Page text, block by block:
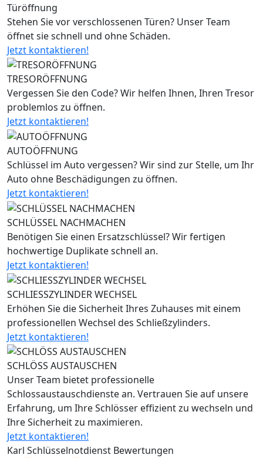
Türöffnung
Stehen Sie vor verschlossenen Türen? Unser Team
öffnet sie schnell und ohne Schäden.
Jetzt kontaktieren!
TRESORÖFFNUNG
Vergessen Sie den Code? Wir helfen Ihnen, Ihren Tresor
problemlos zu öffnen.
Jetzt kontaktieren!
AUTOÖFFNUNG
Schlüssel im Auto vergessen? Wir sind zur Stelle, um Ihr
Auto ohne Beschädigungen zu öffnen.
Jetzt kontaktieren!
SCHLÜSSEL NACHMACHEN
Benötigen Sie einen Ersatzschlüssel? Wir fertigen
hochwertige Duplikate schnell an.
Jetzt kontaktieren!
SCHLIESSZYLINDER WECHSEL
Erhöhen Sie die Sicherheit Ihres Zuhauses mit einem
professionellen Wechsel des Schließzylinders.
Jetzt kontaktieren!
SCHLÖSS AUSTAUSCHEN
Unser Team bietet professionelle
Schlossaustauschdienste an. Vertrauen Sie auf unsere
Erfahrung, um Ihre Schlösser effizient zu wechseln und
Ihre Sicherheit zu maximieren.
Jetzt kontaktieren!
Karl Schlüsselnotdienst Bewertungen